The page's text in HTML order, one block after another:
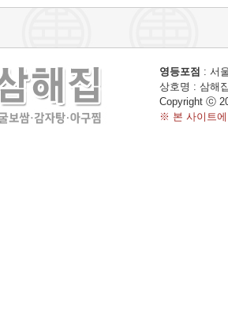
영등포점 : 서
상호명 : 삼해
Copyright ⓒ
※ 본 사이트에